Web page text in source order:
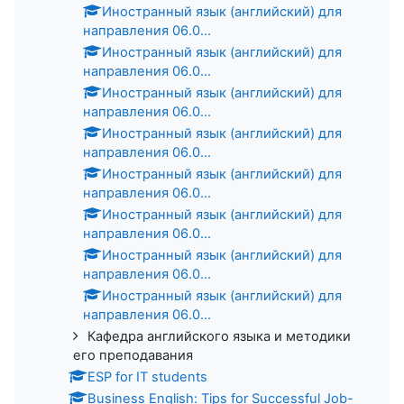
Иностранный язык (английский) для
направления 06.0...
Иностранный язык (английский) для
направления 06.0...
Иностранный язык (английский) для
направления 06.0...
Иностранный язык (английский) для
направления 06.0...
Иностранный язык (английский) для
направления 06.0...
Иностранный язык (английский) для
направления 06.0...
Иностранный язык (английский) для
направления 06.0...
Иностранный язык (английский) для
направления 06.0...
Кафедра английского языка и методики
его преподавания
ESP for IT students
Business English: Tips for Successful Job-